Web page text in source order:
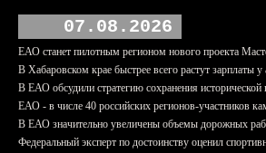
07.08.2026
ЕАО станет пилотным регионом нового проекта
В Хабаровском крае быстрее всего растут зарплаты
В ЕАО обсудили стратегию сохранения исторической
ЕАО - в числе 40 российских регионов-участников
В ЕАО значительно увеличены объемы дорожных
Федеральный эксперт по достоинству оценил